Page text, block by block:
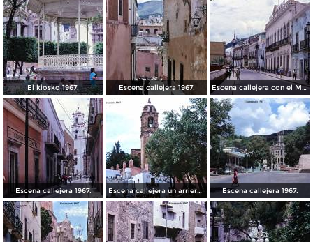
El kiosko 1967. Escena callejera 1967. Escena callejera con el Mto al Pipila al fondo 1967.
Escena callejera 1967. Escena callejera un arriero 1967. Escena callejera 1967.